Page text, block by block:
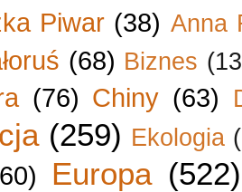
Piwar (38) Anna
(68) Biznes
(76) Chiny (63)
(259) Ekologia
Europa (522)